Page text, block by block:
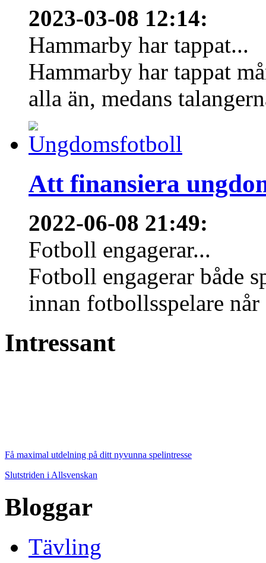
2023-03-08 12:14:
Hammarby har tappat...
Hammarby har tappat
alla än, medans
Att finansiera
2022-06-08 21:49:
Fotboll engagerar...
Fotboll engagerar både
innan fotbollsspelare
Intressant
Få maximal utdelning på ditt nyvunna spelintresse
Slutstriden i Allsvenskan
Bloggar
Tävling